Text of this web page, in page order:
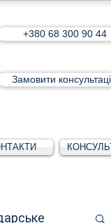
+380 68 300 90 44
Замовити